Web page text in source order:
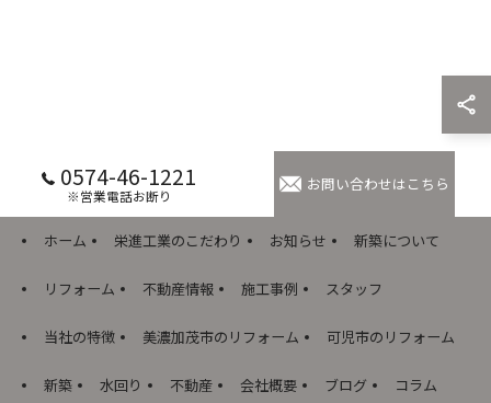
0574-46-1221
※営業電話お断り
お問い合わせはこちら
ホーム 栄進工業のこだわり お知らせ 新築について
リフォーム 不動産情報 施工事例 スタッフ
当社の特徴 美濃加茂市のリフォーム 可児市のリフォーム
新築 水回り 不動産 会社概要 ブログ コラム